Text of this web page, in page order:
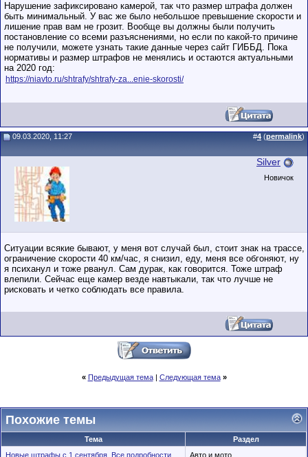
Нарушение зафиксировано камерой, так что размер штрафа должен
быть минимальный. У вас же было небольшое превышение скорости и
лишение прав вам не грозит. Вообще вы должны были получить
постановление со всеми разъяснениями, но если по какой-то причине
не получили, можете узнать такие данные через сайт ГИББД. Пока
нормативы и размер штрафов не менялись и остаются актуальными
на 2020 год:
https://niavto.ru/shtrafy/shtrafy-za...enie-skorosti/
09.03.2020, 11:27 #4 (permalink)
Silver
Новичок
Ситуации всякие бывают, у меня вот случай был, стоит знак на трассе,
ограничение скорости 40 км/час, я снизил, еду, меня все обгоняют, ну
я психанул и тоже рванул. Сам дурак, как говорится. Тоже штраф
влепили. Сейчас еще камер везде навтыкали, так что лучше не
рисковать и четко соблюдать все правила.
« Предыдущая тема| Следующая тема »
Похожие темы
Тема
Раздел
Новые штрафы с 1 сентября. Все подробности.
Авто и мото